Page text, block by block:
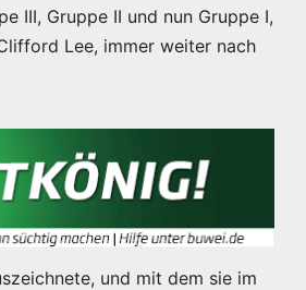
III, Gruppe II und nun Gruppe I,
Lee, immer weiter nach
und mit dem sie im